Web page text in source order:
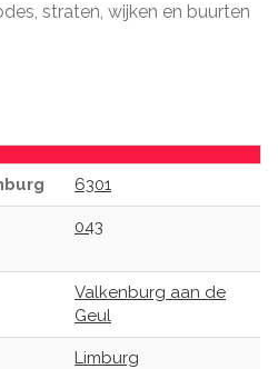
straten, wijken en buurten
6301
043
Valkenburg aan de
Geul
Limburg